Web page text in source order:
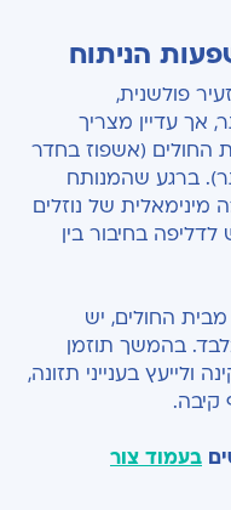
הניתוח
פולשנית,
עדיין מצריך
החולים (אשפוז בחדר
ברגע שהמנותח
של נוזלים
בחיבור בין
החולים, יש
בהמשך תוזמן
ולייעץ בענייני תזונה,
קיבה.
בעמוד צור